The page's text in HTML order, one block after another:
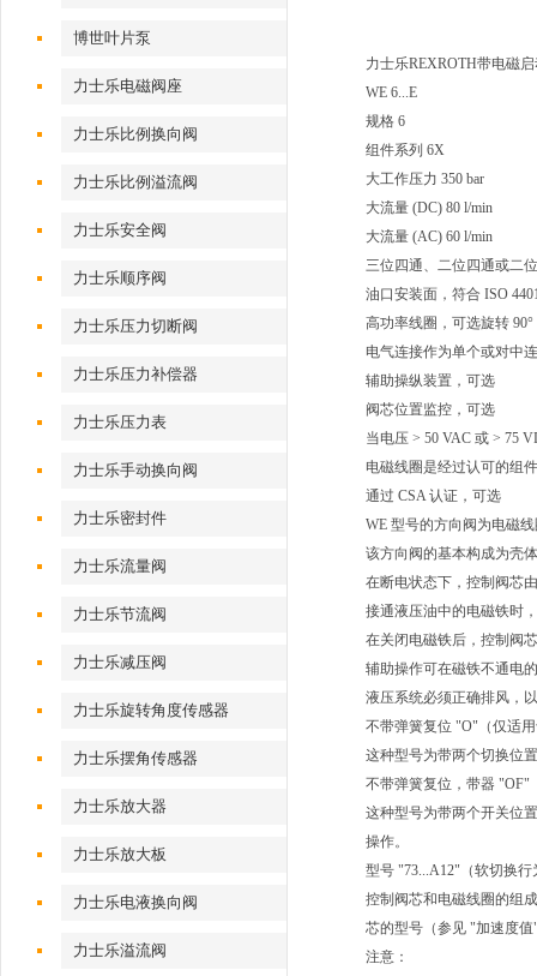
博世叶片泵
力士乐电磁阀座
力士乐比例换向阀
力士乐比例溢流阀
力士乐安全阀
力士乐顺序阀
力士乐压力切断阀
力士乐压力补偿器
力士乐压力表
力士乐手动换向阀
力士乐密封件
力士乐流量阀
力士乐节流阀
力士乐减压阀
力士乐旋转角度传感器
力士乐摆角传感器
力士乐放大器
力士乐放大板
力士乐电液换向阀
力士乐溢流阀
力士乐REXROTH带电磁
WE 6...E
规格 6
组件系列 6X
大工作压力 350 bar
大流量 (DC) 80 l/min
大流量 (AC) 60 l/min
三位四通、二位四通或二
油口安装面，符合 ISO
高功率线圈，可选旋转 90°
电气连接作为单个或对中
辅助操纵装置，可选
阀芯位置监控，可选
当电压 > 50 VAC 或 > 75
电磁线圈是经过认可的组
通过 CSA 认证，可选
WE 型号的方向阀为电磁
该方向阀的基本构成为壳
在断电状态下，控制阀芯
接通液压油中的电磁铁时
在关闭电磁铁后，控制阀
辅助操作可在磁铁不通电
液压系统必须正确排风，
不带弹簧复位 "O"（仅适
这种型号为带两个切换位
不带弹簧复位，带器 "OF"
这种型号为带两个开关位
操作。
型号 "73...A12"（软切换行
控制阀芯和电磁线圈的组
芯的型号（参见 "加速度
注意：